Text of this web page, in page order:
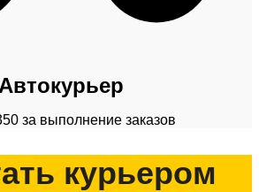
Автокурьер
за выполнение заказов
курьером